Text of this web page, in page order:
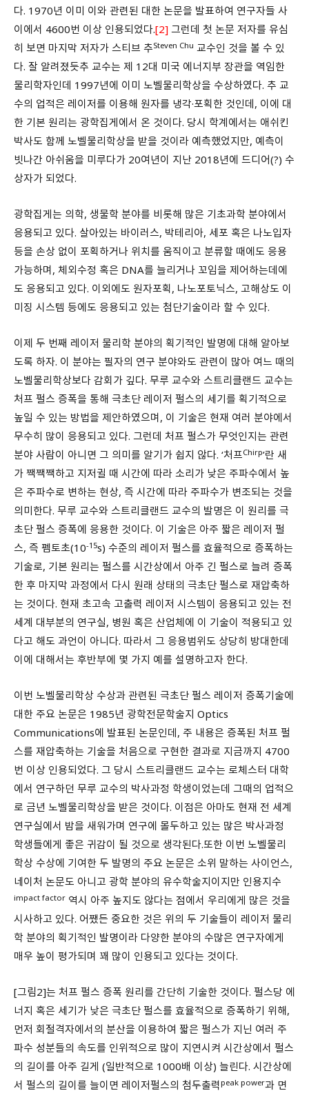
다. 1970년 이미 이와 관련된 대한 논문을 발표하여 연구자들 사
이에서 4600번 이상 인용되었다.[2] 그런데 첫 논문 저자를 유심
히 보면 마지막 저자가 스티브 추Steven Chu 교수인 것을 볼 수 있
다. 잘 알려졌듯추 교수는 제 12대 미국 에너지부 장관을 역임한
물리학자인데 1997년에 이미 노벨물리학상을 수상하였다. 추 교
수의 업적은 레이저를 이용해 원자를 냉각·포획한 것인데, 이에 대
한 기본 원리는 광학집게에서 온 것이다. 당시 학계에서는 애쉬킨
박사도 함께 노벨물리학상을 받을 것이라 예측했었지만, 예측이
빗나간 아쉬움을 미루다가 20여년이 지난 2018년에 드디어(?) 수
상자가 되었다.
광학집게는 의학, 생물학 분야를 비롯해 많은 기초과학 분야에서
응용되고 있다. 살아있는 바이러스, 박테리아, 세포 혹은 나노입자
등을 손상 없이 포획하거나 위치를 움직이고 분류할 때에도 응용
가능하며, 체외수정 혹은 DNA를 늘리거나 꼬임을 제어하는데에
도 응용되고 있다. 이외에도 원자포획, 나노포토닉스, 고해상도 이
미징 시스템 등에도 응용되고 있는 첨단기술이라 할 수 있다.
이제 두 번째 레이저 물리학 분야의 획기적인 발명에 대해 알아보
도록 하자. 이 분야는 필자의 연구 분야와도 관련이 많아 여느 때의
노벨물리학상보다 감회가 깊다. 무루 교수와 스트리클랜드 교수는
처프 펄스 증폭을 통해 극초단 레이저 펄스의 세기를 획기적으로
높일 수 있는 방법을 제안하였으며, 이 기술은 현재 여러 분야에서
무수히 많이 응용되고 있다. 그런데 처프 펄스가 무엇인지는 관련
분야 사람이 아니면 그 의미를 알기가 쉽지 않다. ‘처프Chirp’란 새
가 짹짹짹하고 지저귈 때 시간에 따라 소리가 낮은 주파수에서 높
은 주파수로 변하는 현상, 즉 시간에 따라 주파수가 변조되는 것을
의미한다. 무루 교수와 스트리클랜드 교수의 발명은 이 원리를 극
초단 펄스 증폭에 응용한 것이다. 이 기술은 아주 짧은 레이저 펄
스, 즉 펨토초(10-15s) 수준의 레이저 펄스를 효율적으로 증폭하는
기술로, 기본 원리는 펄스를 시간상에서 아주 긴 펄스로 늘려 증폭
한 후 마지막 과정에서 다시 원래 상태의 극초단 펄스로 재압축하
는 것이다. 현재 초고속 고출력 레이저 시스템이 응용되고 있는 전
세계 대부분의 연구실, 병원 혹은 산업체에 이 기술이 적용되고 있
다고 해도 과언이 아니다. 따라서 그 응용범위도 상당히 방대한데
이에 대해서는 후반부에 몇 가지 예를 설명하고자 한다.
이번 노벨물리학상 수상과 관련된 극초단 펄스 레이저 증폭기술에
대한 주요 논문은 1985년 광학전문학술지 Optics
Communications에 발표된 논문인데, 주 내용은 증폭된 처프 펄
스를 재압축하는 기술을 처음으로 구현한 결과로 지금까지 4700
번 이상 인용되었다. 그 당시 스트리클랜드 교수는 로체스터 대학
에서 연구하던 무루 교수의 박사과정 학생이었는데 그때의 업적으
로 금년 노벨물리학상을 받은 것이다. 이점은 아마도 현재 전 세계
연구실에서 밤을 새워가며 연구에 몰두하고 있는 많은 박사과정
학생들에게 좋은 귀감이 될 것으로 생각된다.또한 이번 노벨물리
학상 수상에 기여한 두 발명의 주요 논문은 소위 말하는 사이언스,
네이처 논문도 아니고 광학 분야의 유수학술지이지만 인용지수
impact factor 역시 아주 높지도 않다는 점에서 우리에게 많은 것을
시사하고 있다. 어쨌든 중요한 것은 위의 두 기술들이 레이저 물리
학 분야의 획기적인 발명이라 다양한 분야의 수많은 연구자에게
매우 높이 평가되며 꽤 많이 인용되고 있다는 것이다.
[그림2]는 처프 펄스 증폭 원리를 간단히 기술한 것이다. 펄스당 에
너지 혹은 세기가 낮은 극초단 펄스를 효율적으로 증폭하기 위해,
먼저 회절격자에서의 분산을 이용하여 짧은 펄스가 지닌 여러 주
파수 성분들의 속도를 인위적으로 많이 지연시켜 시간상에서 펄스
의 길이를 아주 길게 (일반적으로 1000배 이상) 늘린다. 시간상에
서 펄스의 길이를 늘이면 레이저펄스의 첨두출력peak power과 면